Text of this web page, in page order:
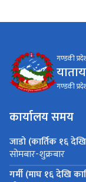
गण्डकी
गण्डकी
कार्यालय समय
जाडो (कार्तिक १६
सोमबार-शुक्रबार
गर्मी (माघ १६ देखि